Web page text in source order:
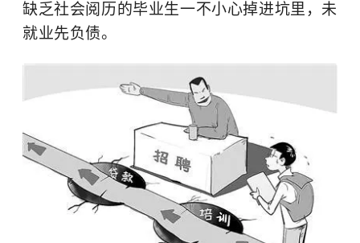
缺乏社会阅历的毕业生一不小心掉进坑里，未
就业先负债。